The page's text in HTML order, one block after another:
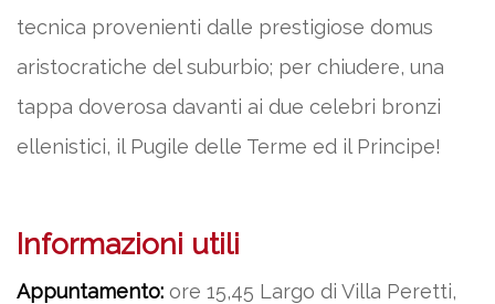
tecnica provenienti dalle prestigiose domus
aristocratiche del suburbio; per chiudere, una
tappa doverosa davanti ai due celebri bronzi
ellenistici, il Pugile delle Terme ed il Principe!
Informazioni utili
Appuntamento: ore 15,45 Largo di Villa Peretti,